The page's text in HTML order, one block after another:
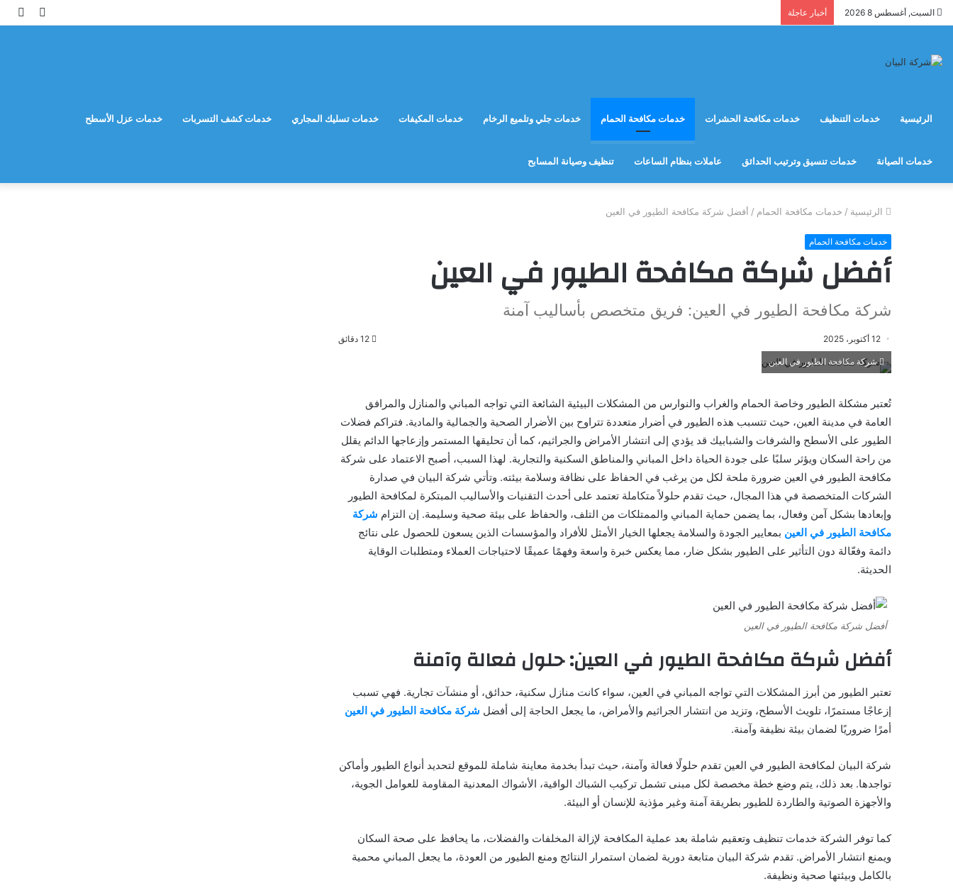
السبت, أغسطس 8 2026 أخبار عاجلة
مقال
الرئيسية خدمات التنظيف خدمات مكافحة الحشرات خدمات مكافحة الحمام خدمات جلي وتلميع الرخام خدمات المكيفات خدمات تسليك المجاري خدمات كشف التسربات خدمات عزل الأسطح
خدمات الصيانة خدمات تنسيق وترتيب الحدائق عاملات بنظام الساعات تنظيف وصيانة المسابح
الرئيسية / خدمات مكافحة الحمام / أفضل شركة مكافحة الطيور في العين
خدمات مكافحة الحمام
أفضل شركة مكافحة الطيور في العين
شركة مكافحة الطيور في العين: فريق متخصص بأساليب آمنة
12 أكتوبر، 2025
شركة مكافحة الطيور في العين
تُعتبر مشكلة الطيور وخاصة الحمام والغراب والنوارس من المشكلات البيئية الشائعة التي تواجه المباني والمنازل والمرافق
العامة في مدينة العين، حيث تتسبب هذه الطيور في أضرار متعددة تتراوح بين الأضرار الصحية والجمالية والمادية. فتراكم فضلات
الطيور على الأسطح والشرفات والشبابيك قد يؤدي إلى انتشار الأمراض والجراثيم، كما أن تحليقها المستمر وإزعاجها الدائم يقلل
من راحة السكان ويؤثر سلبًا على جودة الحياة داخل المباني والمناطق السكنية والتجارية. لهذا السبب، أصبح الاعتماد على شركة
مكافحة الطيور في العين ضرورة ملحة لكل من يرغب في الحفاظ على نظافة وسلامة بيئته. وتأتي شركة البيان في صدارة
الشركات المتخصصة في هذا المجال، حيث تقدم حلولاً متكاملة تعتمد على أحدث التقنيات والأساليب المبتكرة لمكافحة الطيور
وإبعادها بشكل آمن وفعال، بما يضمن حماية المباني والممتلكات من التلف، والحفاظ على بيئة صحية وسليمة. إن التزام شركة
مكافحة الطيور في العين بمعايير الجودة والسلامة يجعلها الخيار الأمثل للأفراد والمؤسسات الذين يسعون للحصول على نتائج
دائمة وفعّالة دون التأثير على الطيور بشكل ضار، مما يعكس خبرة واسعة وفهمًا عميقًا لاحتياجات العملاء ومتطلبات الوقاية
الحديثة.
أفضل شركة مكافحة الطيور في العين
أفضل شركة مكافحة الطيور في العين: حلول فعالة وآمنة
تعتبر الطيور من أبرز المشكلات التي تواجه المباني في العين، سواء كانت منازل سكنية، حدائق، أو منشآت تجارية. فهي تسبب
إزعاجًا مستمرًا، تلويث الأسطح، وتزيد من انتشار الجراثيم والأمراض، ما يجعل الحاجة إلى أفضل شركة مكافحة الطيور في العين
أمرًا ضروريًا لضمان بيئة نظيفة وآمنة.
شركة البيان لمكافحة الطيور في العين تقدم حلولًا فعالة وآمنة، حيث تبدأ بخدمة معاينة شاملة للموقع لتحديد أنواع الطيور وأماكن
تواجدها. بعد ذلك، يتم وضع خطة مخصصة لكل مبنى تشمل تركيب الشباك الواقية، الأشواك المعدنية المقاومة للعوامل الجوية،
والأجهزة الصوتية والطاردة للطيور بطريقة آمنة وغير مؤذية للإنسان أو البيئة.
كما توفر الشركة خدمات تنظيف وتعقيم شاملة بعد عملية المكافحة لإزالة المخلفات والفضلات، ما يحافظ على صحة السكان
ويمنع انتشار الأمراض. تقدم شركة البيان متابعة دورية لضمان استمرار النتائج ومنع الطيور من العودة، ما يجعل المباني محمية
بالكامل وبيئتها صحية ونظيفة.